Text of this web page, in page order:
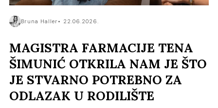
Bruna Haller 22.06.2026.
MAGISTRA FARMACIJE TENA
ŠIMUNIĆ OTKRILA NAM JE ŠTO
JE STVARNO POTREBNO ZA
ODLAZAK U RODILIŠTE